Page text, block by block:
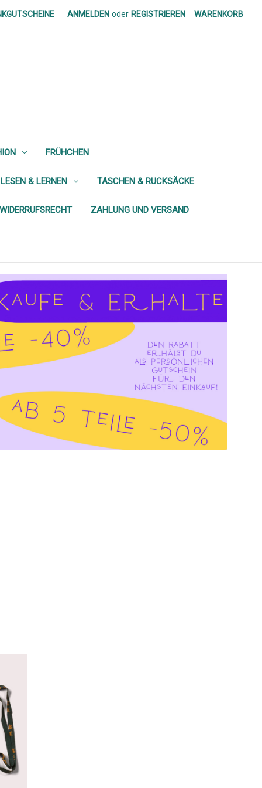
ANMELDEN oder REGISTRIEREN WARENKORB
FRÜHCHEN
& LERNEN TASCHEN & RUCKSÄCKE
WIDERRUFSRECHT ZAHLUNG UND VERSAND